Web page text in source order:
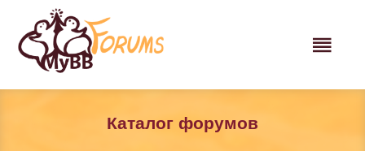
Каталог форумов